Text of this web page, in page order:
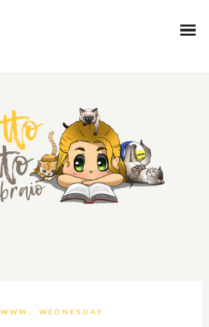
WWW… WEDNESDAY